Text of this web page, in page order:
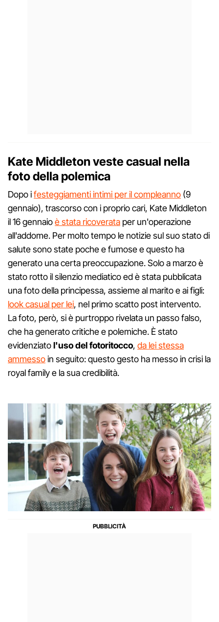
Kate Middleton veste casual nella
foto della polemica
Dopo ifesteggiamenti intimi per il compleanno (9
gennaio), trascorso con i proprio cari, Kate Middleton
il 16 gennaioè stata ricoverata per un'operazione
all'addome. Per molto tempo le notizie sul suo stato di
salute sono state poche e fumose e questo ha
generato una certa preoccupazione. Solo a marzo è
stato rotto il silenzio mediatico ed è stata pubblicata
una foto della principessa, assieme al marito e ai figli:
look casual per lei, nel primo scatto post intervento.
La foto, però, si è purtroppo rivelata un passo falso,
che ha generato critiche e polemiche. È stato
evidenziatol'uso del fotoritocco, da lei stessa
ammessoin seguito: questo gesto ha messo in crisi la
royal family e la sua credibilità.